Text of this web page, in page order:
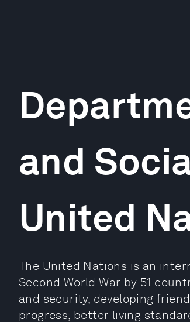
and
United
The United Nations is an
Second World War by 51
and security, developing
progress, better living